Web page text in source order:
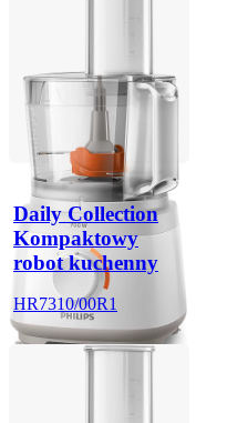
Daily Collection
Kompaktowy
robot kuchenny
HR7310/00R1